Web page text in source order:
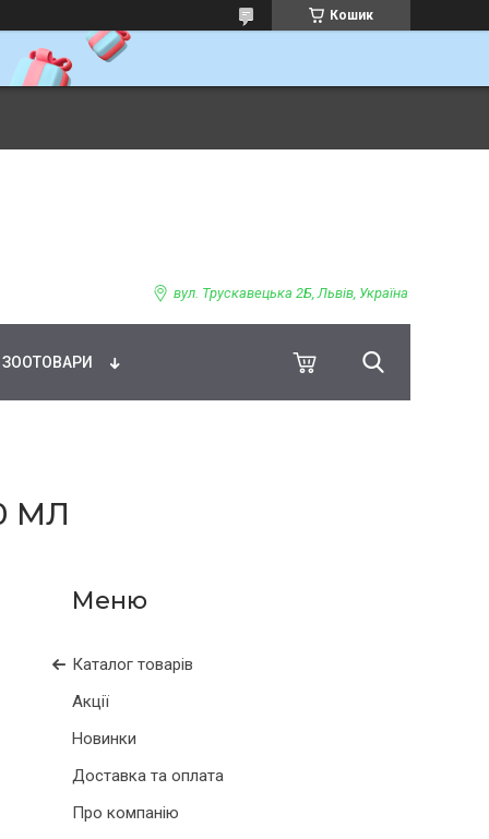
Кошик
вул. Трускавецька 2Б, Львів, Україна
ЗООТОВАРИ
МЛ
Каталог товарів
Акції
Новинки
Доставка та оплата
Про компанію